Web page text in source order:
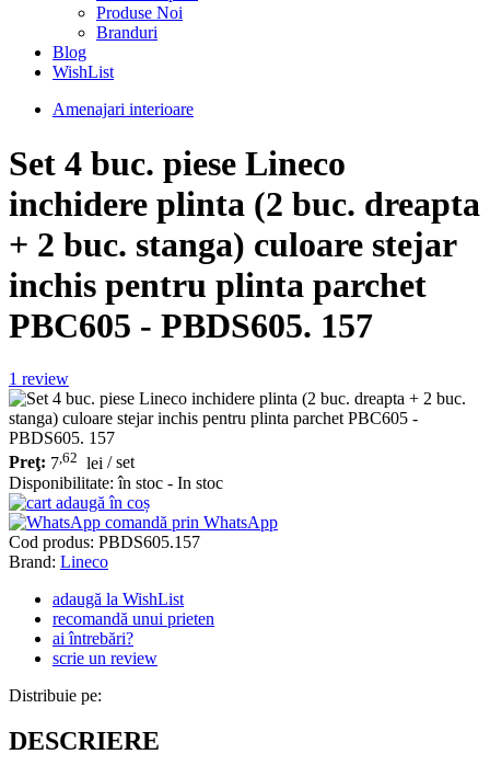
Produse Noi
Branduri
Blog
WishList
Amenajari interioare
Set 4 buc. piese Lineco
inchidere plinta (2 buc. dreapta
+ 2 buc. stanga) culoare stejar
inchis pentru plinta parchet
PBC605 - PBDS605. 157
1 review
Preţ: 7 ,62 lei / set
Disponibilitate: în stoc - In stoc
adaugă în coș
comandă prin WhatsApp
Cod produs: PBDS605.157
Brand: Lineco
adaugă la WishList
recomandă unui prieten
ai întrebări?
scrie un review
Distribuie pe:
DESCRIERE